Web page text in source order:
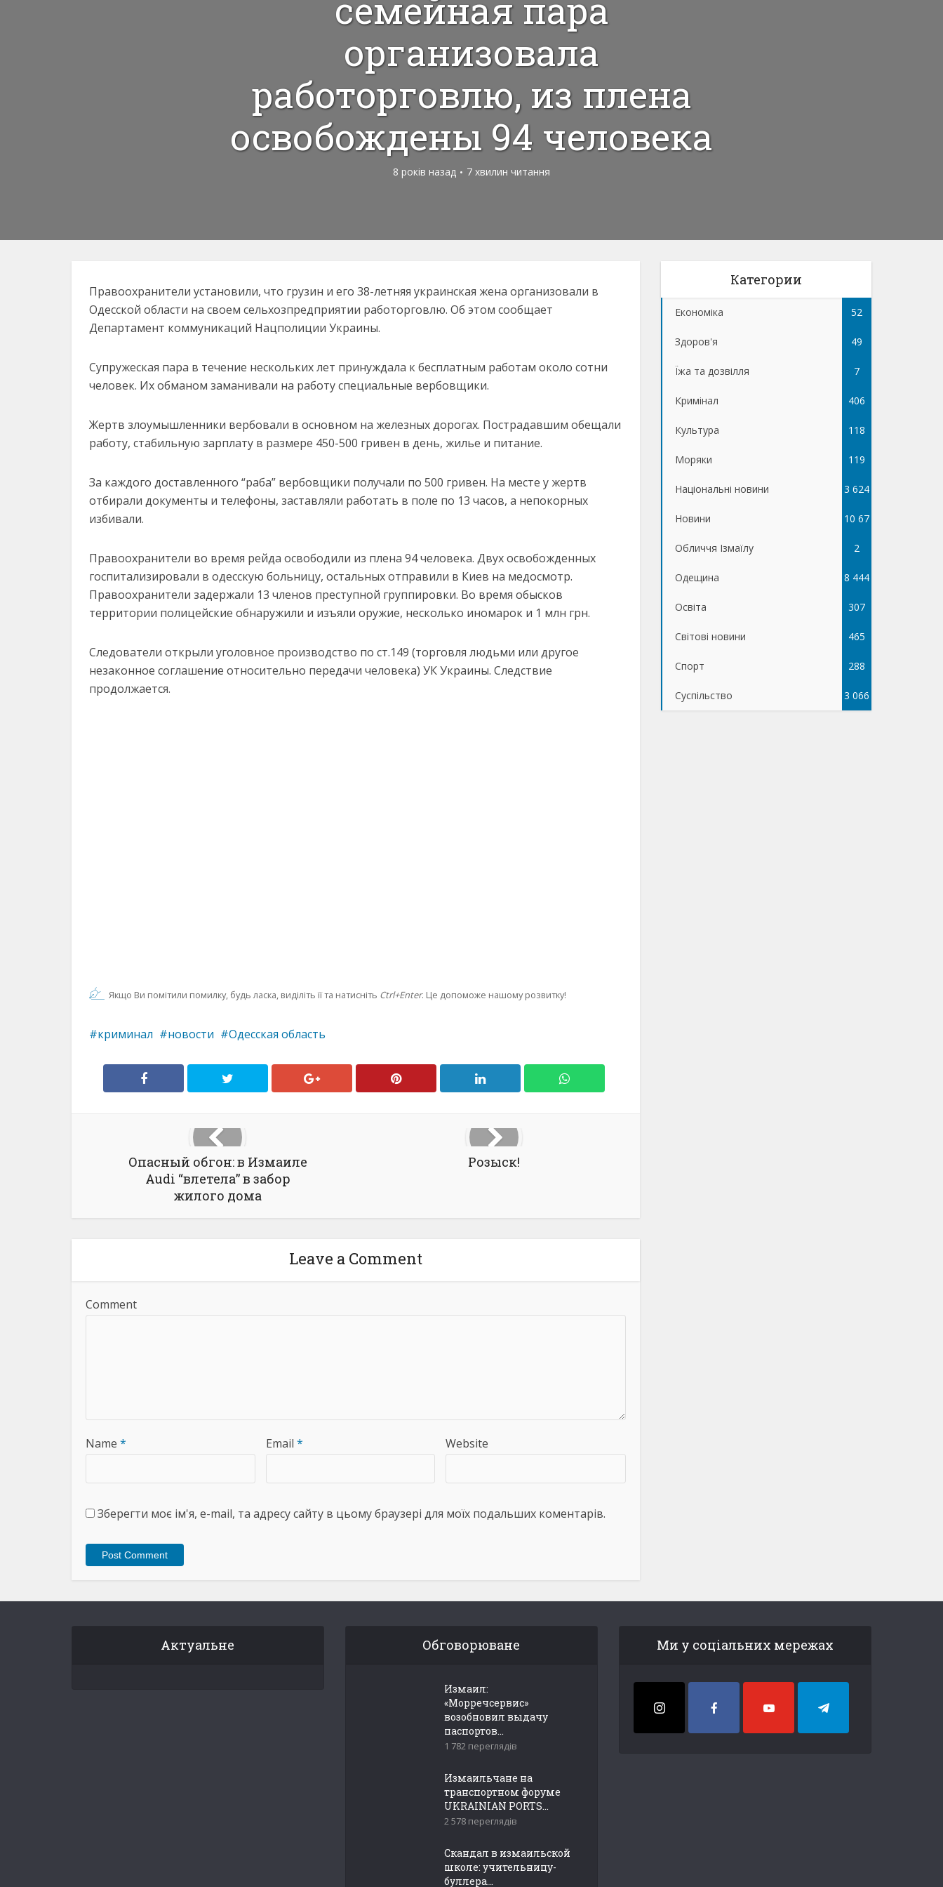
семейная пара
организовала
работорговлю, из плена
освобождены 94 человека
8 років назад 7 хвилин читання
Правоохранители установили, что грузин и его 38-летняя украинская жена организовали в
Одесской области на своем сельхозпредприятии работорговлю. Об этом сообщает
Департамент коммуникаций Нацполиции Украины.
Супружеская пара в течение нескольких лет принуждала к бесплатным работам около сотни
человек. Их обманом заманивали на работу специальные вербовщики.
Жертв злоумышленники вербовали в основном на железных дорогах. Пострадавшим обещали
работу, стабильную зарплату в размере 450-500 гривен в день, жилье и питание.
За каждого доставленного “раба” вербовщики получали по 500 гривен. На месте у жертв
отбирали документы и телефоны, заставляли работать в поле по 13 часов, а непокорных
избивали.
Правоохранители во время рейда освободили из плена 94 человека. Двух освобожденных
госпитализировали в одесскую больницу, остальных отправили в Киев на медосмотр.
Правоохранители задержали 13 членов преступной группировки. Во время обысков
территории полицейские обнаружили и изъяли оружие, несколько иномарок и 1 млн грн.
Следователи открыли уголовное производство по ст.149 (торговля людьми или другое
незаконное соглашение относительно передачи человека) УК Украины. Следствие
продолжается.
Якщо Ви помітили помилку, будь ласка, виділіть її та натисніть Ctrl+Enter. Це допоможе нашому розвитку!
криминал новости Одесская область
Опасный обгон: в Измаиле
Audi “влетела” в забор
жилого дома
Розыск!
Leave a Comment
Comment
Name * Email * Website
Зберегти моє ім'я, e-mail, та адресу сайту в цьому браузері для моїх подальших коментарів.
Категории
Економіка 52
Здоров'я 49
Їжа та дозвілля 7
Кримінал 406
Культура 118
Моряки 119
Національні новини 3 624
Новини 10 67
5
Обличчя Ізмаїлу 2
Одещина 8 444
Освіта 307
Світові новини 465
Спорт 288
Суспільство 3 066
Актуальне Обговорюване
Измаил:
«Морречсервис»
возобновил выдачу
паспортов...
1 782 переглядів
Измаильчане на
транспортном форуме
UKRAINIAN PORTS...
2 578 переглядів
Скандал в измаильской
школе: учительницу-
буллера...
Ми у соціальних мережах